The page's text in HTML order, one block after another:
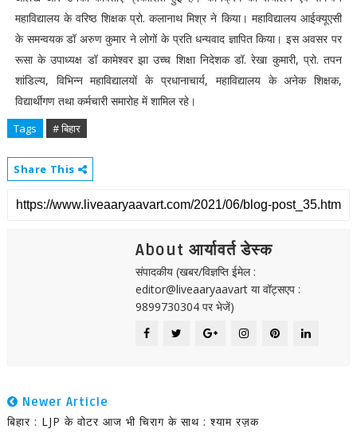
महाविद्यालय के वरिष्ठ शिक्षक प्रो. कलानाथ मिश्र ने किया। महाविद्यालय आईक्यूएसी
के समन्वयक डॉ अरुण कुमार ने लोगों के प्रति धन्यवाद ज्ञापित किया। इस अवसर पर
रूसा के उपाध्यक्ष डॉ कामेश्वर झा उच्च शिक्षा निदेशक डॉ. रेखा कुमारी, प्रो. तपन
शांडिल्य, विभिन्न महाविद्यालयों के प्रधानाचार्य, महाविद्यालय के अनेक शिक्षक,
विद्यार्थीगण तथा कर्मचारी समारोह में शामिल रहे।
Tags # बिहार
Share This
About आर्यावर्त डेस्क
संपादकीय (खबर/विज्ञप्ति ईमेल :
editor@liveaaryaavart या वॉट्सएप :
9899730304 पर भेजें)
Newer Article
बिहार : LJP के वोटर आज भी चिराग के साथ : श्याम रज़क